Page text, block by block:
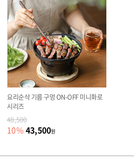
요리순삭 기름 구멍 ON-OFF 미니화로
시리즈
48,500
10% 43,500원